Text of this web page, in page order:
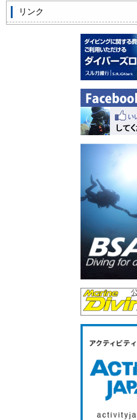
リンク